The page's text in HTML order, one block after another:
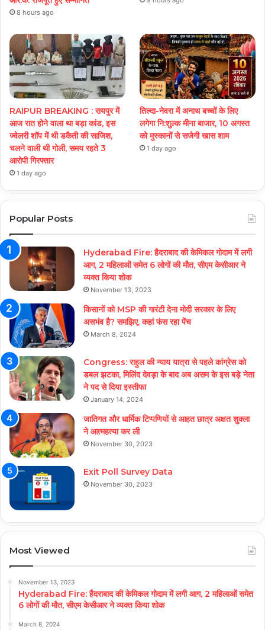
8 hours ago
RAIPUR BREAKING : रायपुर में
आज रात होने वाला था बड़ा कांड, इस
ज्वेलरी शॉप में थी डकैती की साजिश,
चलने वाली थी गोली, समय रहते 3
आरोपी गिरफ्तार
1 day ago
तिल्दा-नेवरा में अनाथ बच्चों के लिए
लगेगा नि:शुल्क मीना बाजार, 10 अगस्त
को मुस्कानों से सजेगी खास शाम
1 day ago
Popular Posts
Hyderabad Fire: हैदराबाद की केमिकल गोदाम में लगी
आग, 2 महिलाओं समेत 6 लोगों की मौत, सीएम केसीआर ने
व्यक्त किया शोक
November 13, 2023
किसानों को MSP की गारंटी देना मोदी सरकार के लिए
असभंव है? समझिए, कहां फंस रहा पेंच
March 8, 2024
Congress: राहुल की न्याय यात्रा से पहले कांग्रेस को
डबल झटका, मिलिंद देवड़ा के बाद अब असम के इस बड़े नेता
ने पद से दिया इस्तीफा
January 14, 2024
जातिगत और धार्मिक टिप्पणियों से आहत छात्र अक्षत शुक्ला
ने आत्महत्या कर ली
November 30, 2023
Exit Poll Survey Data
November 30, 2023
Most Viewed
November 13, 2023
Hyderabad Fire: हैदराबाद की केमिकल गोदाम में लगी आग, 2 महिलाओं समेत
6 लोगों की मौत, सीएम केसीआर ने व्यक्त किया शोक
March 8, 2024